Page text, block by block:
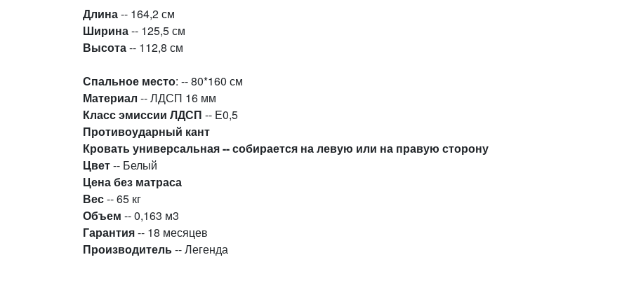
Длина-- 164,2 см
Ширина-- 125,5 см
Высота-- 112,8 см
Спальное место: -- 80*160 см
Материал -- ЛДСП 16 мм
Класс эмиссии ЛДСП -- Е0,5
Противоударный кант
Кровать универсальная -- собирается на левую или на правую сторону
Цвет-- Белый
Цена без матраса
Вес-- 65 кг
Объем -- 0,163 м3
Гарантия-- 18 месяцев
Производитель-- Легенда